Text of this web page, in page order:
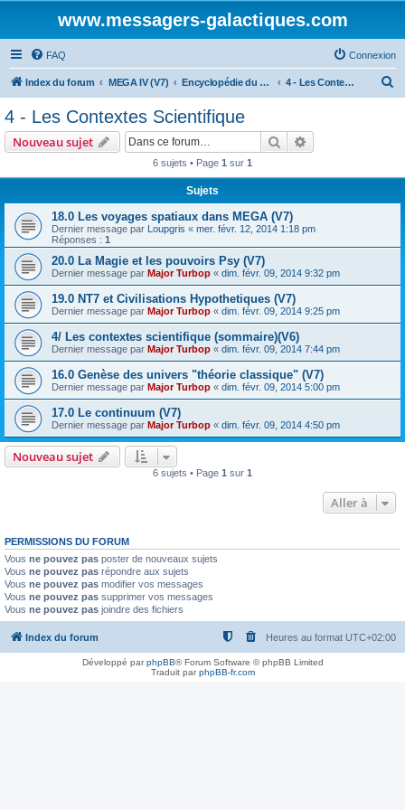
www.messagers-galactiques.com
FAQ Connexion
Index du forum MEGA IV (V7) Encyclopédie du Messager Galactique (V7) 4 - Les Contextes Scientifique
4 - Les Contextes Scientifique
Nouveau sujet Rechercher
6 sujets • Page 1 sur 1
Sujets
18.0 Les voyages spatiaux dans MEGA (V7)
Dernier message par Loupgris « mer. févr. 12, 2014 1:18 pm
Réponses : 1
20.0 La Magie et les pouvoirs Psy (V7)
Dernier message par Major Turbop « dim. févr. 09, 2014 9:32 pm
19.0 NT7 et Civilisations Hypothetiques (V7)
Dernier message par Major Turbop « dim. févr. 09, 2014 9:25 pm
4/ Les contextes scientifique (sommaire)(V6)
Dernier message par Major Turbop « dim. févr. 09, 2014 7:44 pm
16.0 Genèse des univers "théorie classique" (V7)
Dernier message par Major Turbop « dim. févr. 09, 2014 5:00 pm
17.0 Le continuum (V7)
Dernier message par Major Turbop « dim. févr. 09, 2014 4:50 pm
Nouveau sujet
6 sujets • Page 1 sur 1
Aller à
PERMISSIONS DU FORUM
Vous ne pouvez pas poster de nouveaux sujets
Vous ne pouvez pas répondre aux sujets
Vous ne pouvez pas modifier vos messages
Vous ne pouvez pas supprimer vos messages
Vous ne pouvez pas joindre des fichiers
Index du forum Heures au format UTC+02:00
Développé parphpBB® Forum Software © phpBB Limited
Traduit parphpBB-fr.com